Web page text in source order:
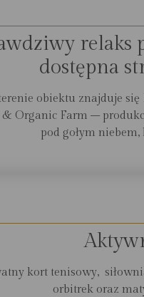
relaks
dostępna
obiektu znajduje
Organic Farm –
pod gołym
kort tenisowy,
orbitrek oraz